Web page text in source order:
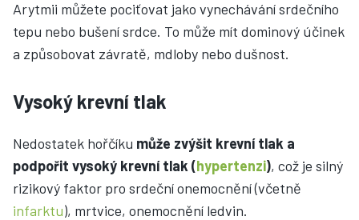
Arytmii můžete pociťovat jako vynechávání srdečního
tepu nebo bušení srdce. To může mít dominový účinek
a způsobovat závratě, mdloby nebo dušnost.
Vysoký krevní tlak
Nedostatek hořčíku může zvýšit krevní tlak a
podpořit vysoký krevní tlak (hypertenzi), což je silný
rizikový faktor pro srdeční onemocnění (včetně
infarktu), mrtvice, onemocnění ledvin.